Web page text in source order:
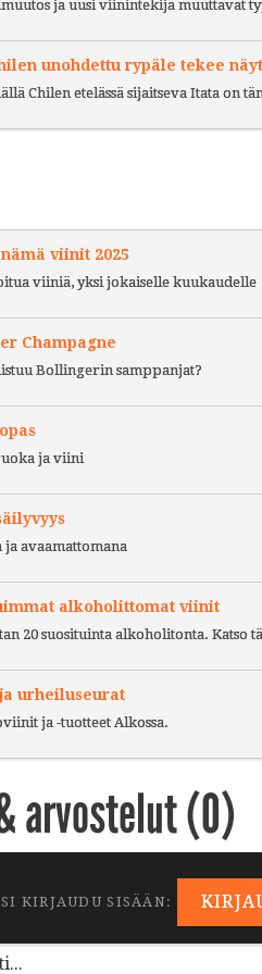
ja uusi viinintekijä muuttavat
unohdettu rypäle tekee
Chilen etelässä sijaitseva Itata on
viinit 2025
viiniä, yksi jokaiselle kuukaudelle
Champagne
Bollingerin samppanjat?
ja viini
ja avaamattomana
alkoholittomat viinit
20 suosituinta alkoholitonta. Katso
urheiluseurat
ja -tuotteet Alkossa.
arvostelut (0)
KIRJAUDU SISÄÄN: